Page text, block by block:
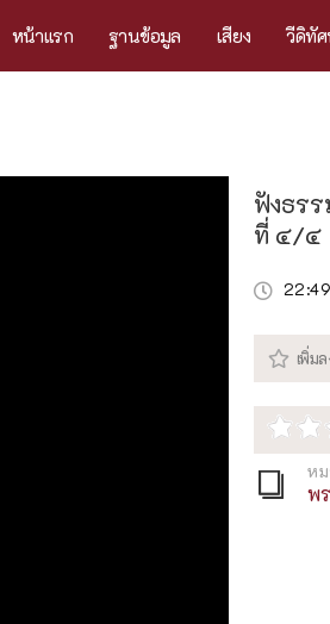
หน้าแรก ฐานข้อมูล เสียง วีดิทั
ฟังธร
ที่ ๔/๔
22:49
ห
พ